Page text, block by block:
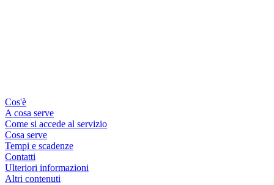
Cos'è
A cosa serve
Come si accede al servizio
Cosa serve
Tempi e scadenze
Contatti
Ulteriori informazioni
Altri contenuti